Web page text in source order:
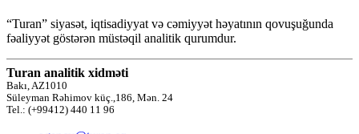
“Turan” siyasət, iqtisadiyyat və cəmiyyət həyatının qovuşuğunda
fəaliyyət göstərən müstəqil analitik qurumdur.
Turan analitik xidməti
Bakı, AZ1010
Süleyman Rəhimov küç.,186, Mən. 24
Tel.: (+99412) 440 11 96